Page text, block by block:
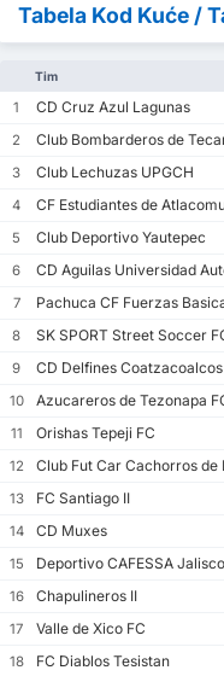
Tabela Kod Kuće /
Tim
1 CD Cruz Azul Lagunas
2
Club Bombarderos de
3
Club Lechuzas UPGCH
4
CF Estudiantes de
5
Club Deportivo Yautepec
6
CD Aguilas Universidad
7
Pachuca CF Fuerzas
8
SK SPORT Street Soccer
9
CD Delfines Coatzacoalcos
10
Azucareros de Tezonapa
11
Orishas Tepeji FC
12
Club Fut Car Cachorros de
13
FC Santiago II
14
CD Muxes
15
Deportivo CAFESSA Jalisco
16
Chapulineros II
17
Valle de Xico FC
18
FC Diablos Tesistan